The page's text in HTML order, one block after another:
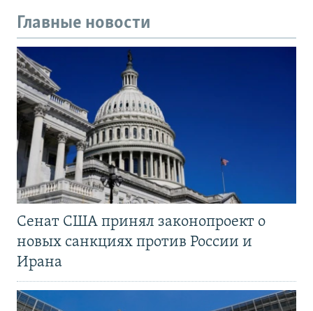
Главные новости
Сенат США принял законопроект о
новых санкциях против России и
Ирана